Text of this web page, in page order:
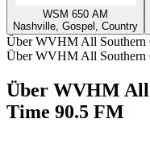
WSM 650 AM
Nashville, Gospel, Country
Über WVHM All Southern
Über WVHM All Southern
Über WVHM All
Time 90.5 FM